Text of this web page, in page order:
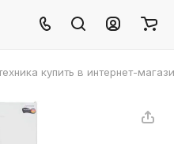
купить в интернет-